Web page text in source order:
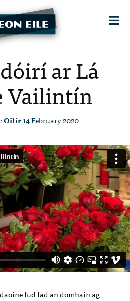
ar Lá
Vailintín
Oitir14 February 2020
fud fad an domhain ag